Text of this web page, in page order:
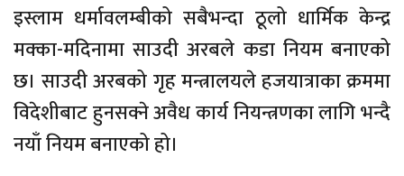
इस्लाम धर्मावलम्बीको सबैभन्दा ठूलो धार्मिक केन्द्र
मक्का-मदिनामा साउदी अरबले कडा नियम बनाएको
छ। साउदी अरबको गृह मन्त्रालयले हजयात्राका क्रममा
विदेशीबाट हुनसक्ने अवैध कार्य नियन्त्रणका लागि भन्दै
नयाँ नियम बनाएको हो।